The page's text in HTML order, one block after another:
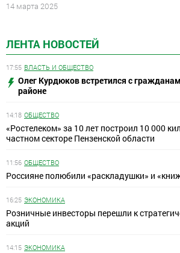
ЛЕНТА НОВОСТЕЙ
17:55 ВЛАСТЬ И ОБЩЕСТВО
Олег Курдюков встретился с
районе
14:18 ОБЩЕСТВО
«Ростелеком» за 10 лет построил 10 000
частном секторе Пензенской области
11:56 ОБЩЕСТВО
Россияне полюбили «раскладушки» и
16:25 ЭКОНОМИКА
Розничные инвесторы перешли к
акций
14:15 ЭКОНОМИКА
14 марта 2025